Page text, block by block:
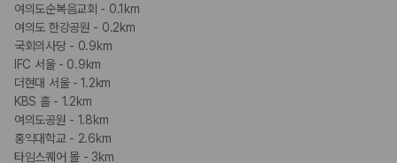
여의도순복음교회 - 0.1km
여의도 한강공원 - 0.2km
국회의사당 - 0.9km
IFC 서울 - 0.9km
더현대 서울 - 1.2km
KBS 홀 - 1.2km
여의도공원 - 1.8km
홍익대학교 - 2.6km
타임스퀘어 몰 - 3km